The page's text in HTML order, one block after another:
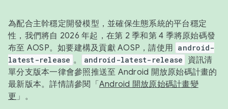
為配合主幹穩定開發模型，並確保生態系統的平台穩定
性，我們將自 2026 年起，在第 2 季和第 4 季將原始碼發
布至 AOSP。如要建構及貢獻 AOSP，請使用 android-
latest-release 。 android-latest-release
資訊清
單分支版本一律會參照推送至 Android 開放原始碼計畫的
最新版本。詳情請參閱「 Android 開放原始碼計畫變
更 」。